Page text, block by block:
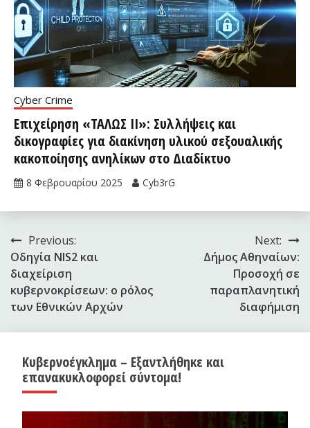
Cyber Crime
Επιχείρηση «ΤΑΛΩΣ II»: Συλλήψεις και
δικογραφίες για διακίνηση υλικού σεξουαλικής
κακοποίησης ανηλίκων στο Διαδίκτυο
8 Φεβρουαρίου 2025 Cyb3rG
Πλοήγηση
άρθρων
Previous:
Οδηγία ΝIS2 και
διαχείριση
κυβερνοκρίσεων: ο ρόλος
των Εθνικών Αρχών
Next:
Δήμος Αθηναίων:
Προσοχή σε
παραπλανητική
διαφήμιση
Κυβερνοέγκλημα – Εξαντλήθηκε και
επανακυκλοφορεί σύντομα!